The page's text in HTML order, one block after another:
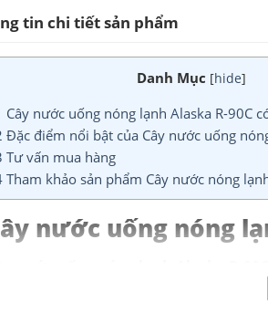
tin chi tiết sản phẩm
Danh Mục [hide]
Cây nước uống nóng lạnh Alaska R-90C
Đặc điểm nổi bật của Cây nước uống
Tư vấn mua hàng
Tham khảo sản phẩm Cây nước nóng
nước uống nóng
dưới có ngăn lạnh giúp chúng ta